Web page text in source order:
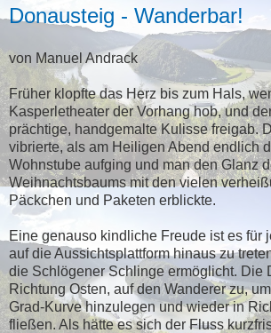
Donausteig - Wanderbar!
von Manuel Andrack
Früher klopfte das Herz bis zum Hals,
Kasperletheater der Vorhang hob, und
prächtige, handgemalte Kulisse freigab.
vibrierte, als am Heiligen Abend endlich
Wohnstube aufging und man den Glanz
Weihnachtsbaums mit den vielen
Päckchen und Paketen erblickte.
Eine genauso kindliche Freude ist es für
auf die Aussichtsplattform hinaus zu
die Schlögener Schlinge ermöglicht. Die
Richtung Osten, auf den Wanderer zu,
Grad-Kurve hinzulegen und wieder in
fließen. Als hätte es sich der Fluss